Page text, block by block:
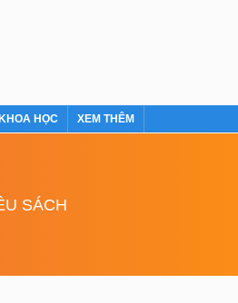
KHOA HỌC XEM THÊM
SÁCH